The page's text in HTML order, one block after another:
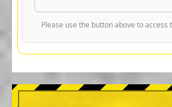
Please use the button above to access